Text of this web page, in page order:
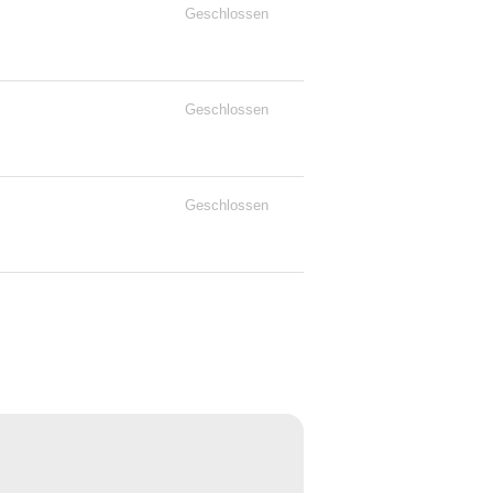
Geschlossen
Geschlossen
Geschlossen